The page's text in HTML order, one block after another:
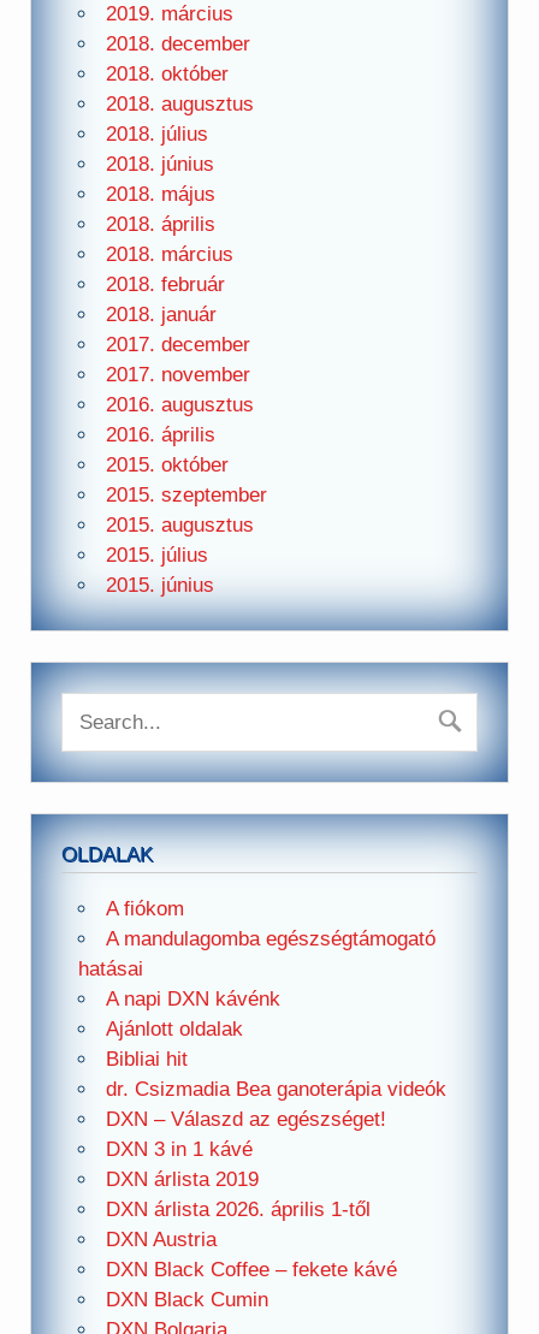
2019. március
2018. december
2018. október
2018. augusztus
2018. július
2018. június
2018. május
2018. április
2018. március
2018. február
2018. január
2017. december
2017. november
2016. augusztus
2016. április
2015. október
2015. szeptember
2015. augusztus
2015. július
2015. június
OLDALAK
A fiókom
A mandulagomba egészségtámogató
hatásai
A napi DXN kávénk
Ajánlott oldalak
Bibliai hit
dr. Csizmadia Bea ganoterápia videók
DXN – Válaszd az egészséget!
DXN 3 in 1 kávé
DXN árlista 2019
DXN árlista 2026. április 1-től
DXN Austria
DXN Black Coffee – fekete kávé
DXN Black Cumin